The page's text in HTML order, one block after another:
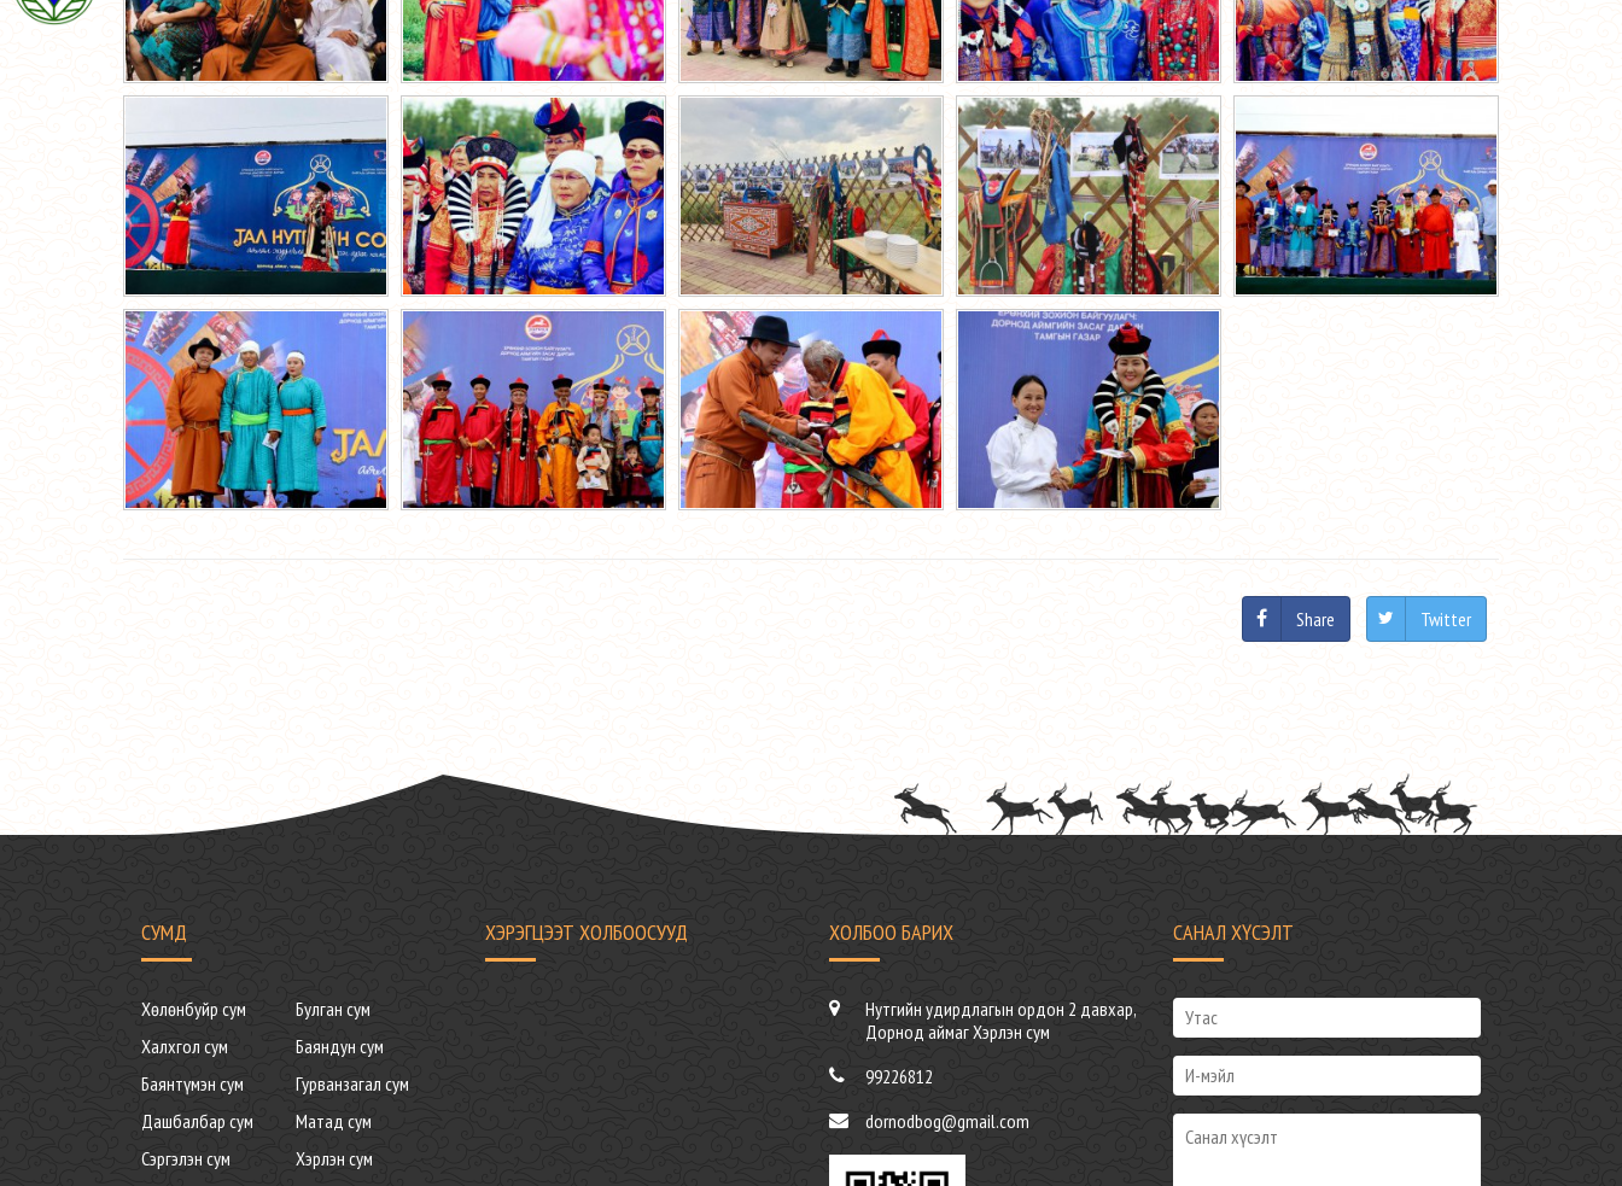
Share Twitter
СУМД
Хөлөнбуйр сум
Булган сум
Халхгол сум
Баяндун сум
Баянтүмэн сум
Гурванзагал сум
Дашбалбар сум
Матад сум
Сэргэлэн сум
Хэрлэн сум
ХЭРЭГЦЭЭТ ХОЛБООСУУД ХОЛБОО БАРИХ
Нутгийн удирдлагын ордон 2 давхар,
Дорнод аймаг Хэрлэн сум
99226812
dornodbog@gmail.com
САНАЛ ХҮСЭЛТ